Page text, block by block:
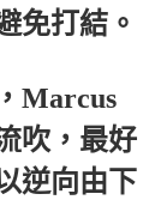
免打結。
Marcus
吹，最好
逆向由下